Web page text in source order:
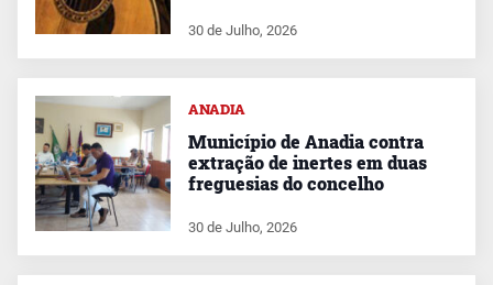
30 de Julho, 2026
ANADIA
Município de Anadia contra
extração de inertes em duas
freguesias do concelho
30 de Julho, 2026